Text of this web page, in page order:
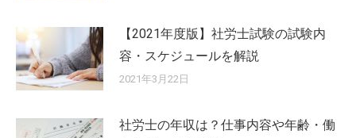
【2021年度版】社労士試験の試験内
容・スケジュールを解説
2021年3月22日
社労士の年収は？仕事内容や年齢・働